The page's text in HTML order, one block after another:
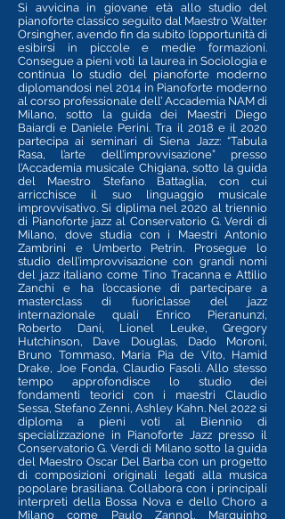
Si avvicina in giovane età allo studio del
pianoforte classico seguito dal Maestro Walter
Orsingher, avendo fin da subito l’opportunità di
esibirsi in piccole e medie formazioni.
Consegue a pieni voti la laurea in Sociologia e
continua lo studio del pianoforte moderno
diplomandosi nel 2014 in Pianoforte moderno
al corso professionale dell’ Accademia NAM di
Milano, sotto la guida dei Maestri Diego
Baiardi e Daniele Perini.Tra il 2018 e il 2020
partecipa ai seminari di Siena Jazz: “Tabula
Rasa, l’arte dell’improvvisazione” presso
l’Accademia musicale Chigiana, sotto la guida
del Maestro Stefano Battaglia, con cui
arricchisce il suo linguaggio musicale
improvvisativo.Si diplima nel 2020 al triennio
di Pianoforte jazz al Conservatorio G. Verdi di
Milano, dove studia con i Maestri Antonio
Zambrini e Umberto Petrin. Prosegue lo
studio dell’improvvisazione con grandi nomi
del jazz italiano come Tino Tracanna e Attilio
Zanchi e ha l’occasione di partecipare a
masterclass di fuoriclasse del jazz
internazionale quali Enrico Pieranunzi,
Roberto Dani, Lionel Leuke, Gregory
Hutchinson, Dave Douglas, Dado Moroni,
Bruno Tommaso, Maria Pia de Vito, Hamid
Drake, Joe Fonda, Claudio Fasoli. Allo stesso
tempo approfondisce lo studio dei
fondamenti teorici con i maestri Claudio
Sessa, Stefano Zenni, Ashley Kahn. Nel 2022 si
diploma a pieni voti al Biennio di
specializzazione in Pianoforte Jazz presso il
Conservatorio G. Verdi di Milano sotto la guida
del Maestro Oscar Del Barba con un progetto
di composizioni originali legati alla musica
popolare brasiliana. Collabora con i principali
interpreti della Bossa Nova e dello Choro a
Milano come Paulo Zannol, Marquinho